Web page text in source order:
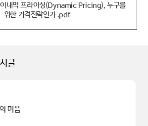
이내믹 프라이싱(Dynamic Pricing), 누구를
위한 가격전략인가 .pdf
글
마음